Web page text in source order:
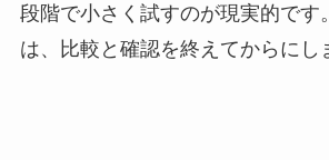
段階で小さく試すのが現実的です
は、比較と確認を終えてからにし